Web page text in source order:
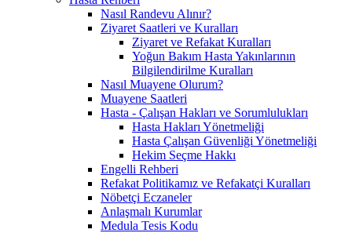
Nasıl Randevu Alınır?
Ziyaret Saatleri ve Kuralları
Ziyaret ve Refakat Kuralları
Yoğun Bakım Hasta Yakınlarının
Bilgilendirilme Kuralları
Nasıl Muayene Olurum?
Muayene Saatleri
Hasta - Çalışan Hakları ve Sorumlulukları
Hasta Hakları Yönetmeliği
Hasta Çalışan Güvenliği Yönetmeliği
Hekim Seçme Hakkı
Engelli Rehberi
Refakat Politikamız ve Refakatçi Kuralları
Nöbetçi Eczaneler
Anlaşmalı Kurumlar
Medula Tesis Kodu